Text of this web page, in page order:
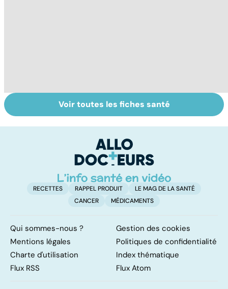
Tout savoir sur
les infections
Inflammation des
amygdales : que
d'angine ?
Voir toutes les fiches santé
RECETTES RAPPEL PRODUIT
LE MAG DE LA SANTÉ
CANCER
MÉDICAMENTS
Qui sommes-nous ?
Gestion des cookies
Mentions légales
Politiques de confidentialité
Charte d'utilisation
Index thématique
Flux RSS
Flux Atom